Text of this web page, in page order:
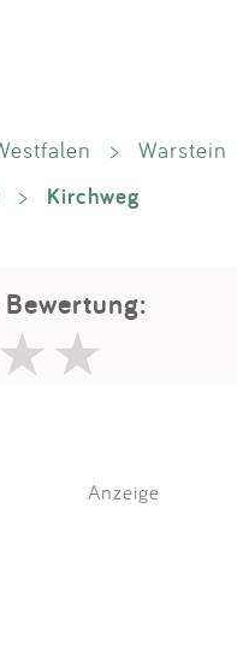
>
Warstein
> Kirchweg
Anzeige